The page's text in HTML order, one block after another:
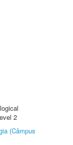
2
(Câmpus